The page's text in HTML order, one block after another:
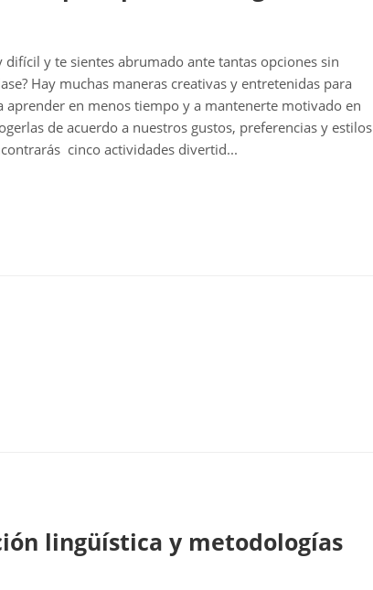
difícil y te sientes abrumado ante tantas opciones sin
Hay muchas maneras creativas y entretenidas para
aprender en menos tiempo y a mantenerte motivado en
de acuerdo a nuestros gustos, preferencias y estilos
cinco actividades divertid...
lingüística y metodologías